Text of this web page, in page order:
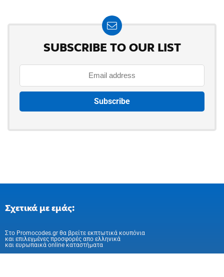
SUBSCRIBE TO OUR LIST
Σχετικά με εμάς:
Στo Promocodes.gr θα βρείτε εκπτωτικά κουπόνια
και επιλεγμένες προσφορές απο ελληνικά
και ευρωπαικά online καταστήματα